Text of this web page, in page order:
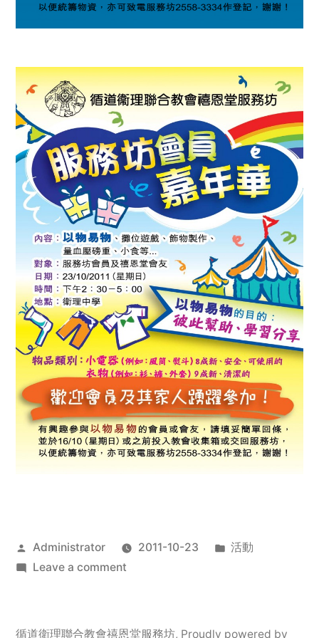
Posted
by
Administrator 2011-10-23
Posted
活動
Leave a commenton
服
循道衛理聯合教會禧恩堂服務坊, Proudly powered by